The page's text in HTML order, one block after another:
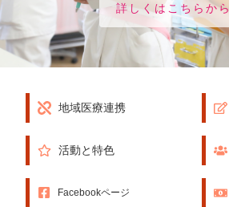
詳しくはこちらから
地域医療連携
活動と特色
Facebookページ